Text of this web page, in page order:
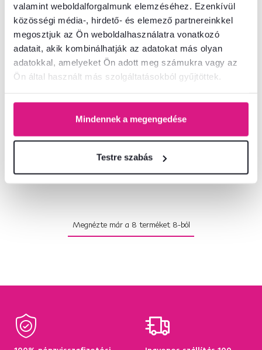
valamint weboldalforgalmunk elemzéséhez. Ezenkívül
közösségi média-, hirdető- és elemező partnereinkkel
megosztjuk az Ön weboldalhasználatra vonatkozó
adatait, akik kombinálhatják az adatokat más olyan
adatokkal, amelyeket Ön adott meg számukra vagy az
Ön által használt más szolgáltatásokból gyűjtöttek.
Mindennek a megengedése
Testre szabás
Fogas panel 90, fehér/wotan
Cipősszekrény 1D, fehér/wotan
tölgy, VILGO
55 600 Ft
Megnézte már a 8 terméket 8-ból